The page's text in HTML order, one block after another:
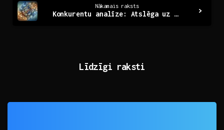
Nākamais raksts
Konkurentu analīze: Atslēga uz tirgus panākumiem
Līdzīgi raksti